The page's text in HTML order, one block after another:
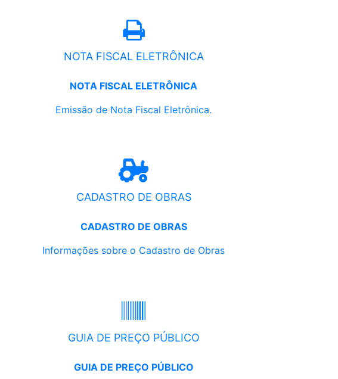
NOTA FISCAL ELETRÔNICA
NOTA FISCAL ELETRÔNICA
Emissão de Nota Fiscal Eletrônica.
CADASTRO DE OBRAS
CADASTRO DE OBRAS
Informações sobre o Cadastro de Obras
GUIA DE PREÇO PÚBLICO
GUIA DE PREÇO PÚBLICO